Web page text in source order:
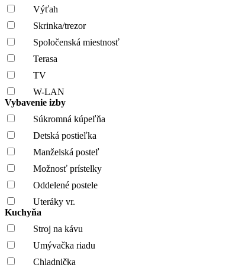
Výťah
Skrinka/trezor
Spoločenská miestnosť
Terasa
TV
W-LAN
Vybavenie izby
Súkromná kúpeľňa
Detská postieľka
Manželská posteľ
Možnosť prístelky
Oddelené postele
Uteráky vr.
Kuchyňa
Stroj na kávu
Umývačka riadu
Chladnička